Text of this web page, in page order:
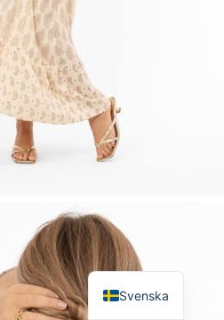
Svenska
English